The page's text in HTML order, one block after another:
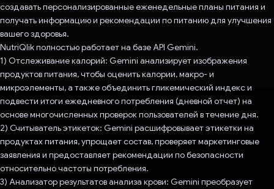
создавать персонализированные еженедельные планы питания и
получать информацию и рекомендации по питанию для улучшения
вашего здоровья.
NutriQlik полностью работает на базе API Gemini.
1) Отслеживание калорий: Gemini анализирует изображения
продуктов питания, чтобы оценить калории, макро- и
микроэлементы, а также объединить гликемический индекс и
подвести итоги ежедневного потребления (дневной отчет) на
основе многочисленных проверок пользователей в течение дня.
2) Считыватель этикеток: Gemini расшифровывает этикетки на
продуктах питания, упрощает состав, проверяет маркетинговые
заявления и предоставляет рекомендации по безопасности
относительно частоты потребления.
3) Анализатор результатов анализа крови: Gemini преобразует